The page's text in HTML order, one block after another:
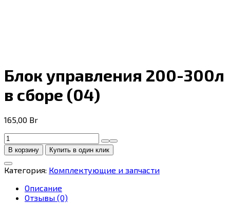
Блок управления 200-300л
в сборе (04)
165,00 Br
Количество
товара
Блок
управления
200-
300л
В корзину Купить в один клик
Категория: Комплектующие и запчасти
Описание
Отзывы (0)